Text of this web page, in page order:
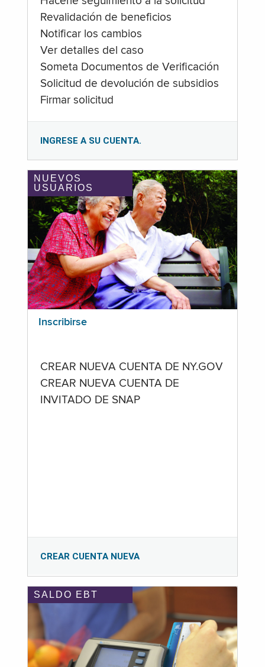
Revalidación de beneficios
Notificar los cambios
Ver detalles del caso
Someta Documentos de Verificación
Solicitud de devolución de subsidios
Firmar solicitud
INGRESE A SU CUENTA.
NUEVOS
USUARIOS
Inscribirse
CREAR NUEVA CUENTA DE NY.GOV
CREAR NUEVA CUENTA DE
INVITADO DE SNAP
CREAR CUENTA NUEVA
SALDO EBT